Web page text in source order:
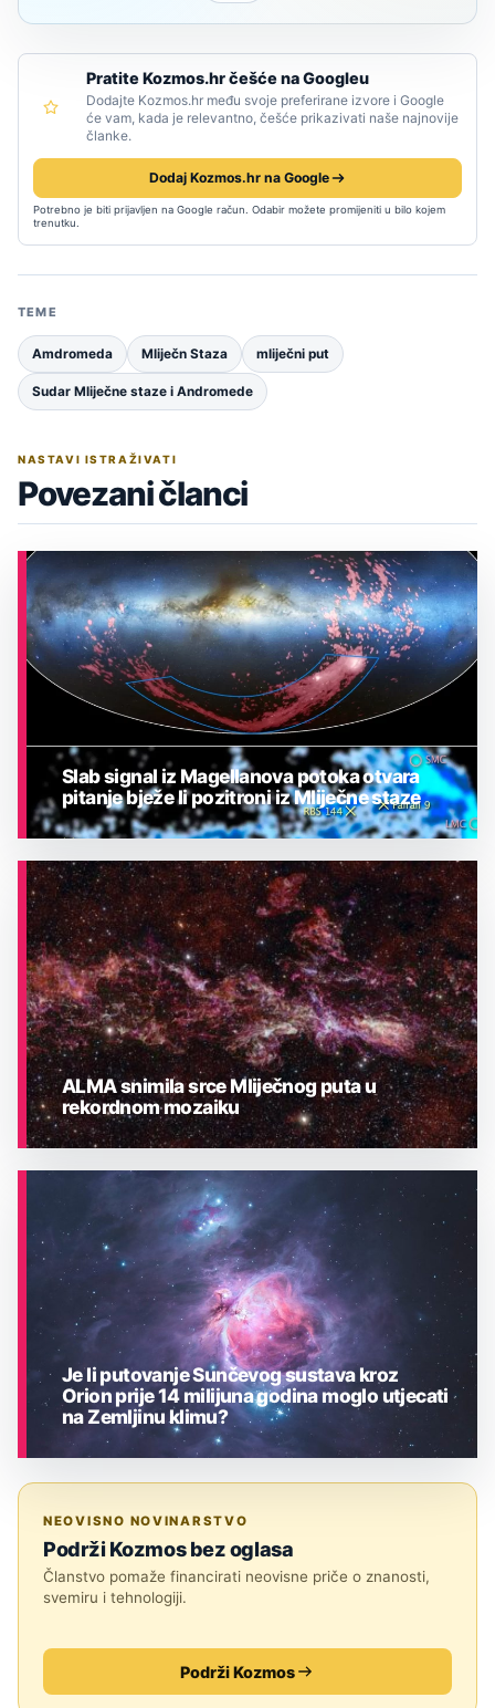
Pratite Kozmos.hr češće na Googleu
Dodajte Kozmos.hr među svoje preferirane izvore i Google
će vam, kada je relevantno, češće prikazivati naše najnovije
članke.
Dodaj Kozmos.hr na Google
Potrebno je biti prijavljen na Google račun. Odabir možete promijeniti u bilo kojem
trenutku.
TEME
Amdromeda Mliječn Staza mliječni put
Sudar Mliječne staze i Andromede
NASTAVI ISTRAŽIVATI
Povezani članci
ASTRONOMIJA
Slab signal iz Magellanova potoka otvara
pitanje bježe li pozitroni iz Mliječne staze
ASTRONOMIJA
ALMA snimila srce Mliječnog puta u
rekordnom mozaiku
Je li putovanje Sunčevog sustava kroz
Orion prije 14 milijuna godina moglo utjecati
na Zemljinu klimu?
NEOVISNO NOVINARSTVO
Podrži Kozmos bez oglasa
Članstvo pomaže financirati neovisne priče o znanosti,
svemiru i tehnologiji.
Podrži Kozmos